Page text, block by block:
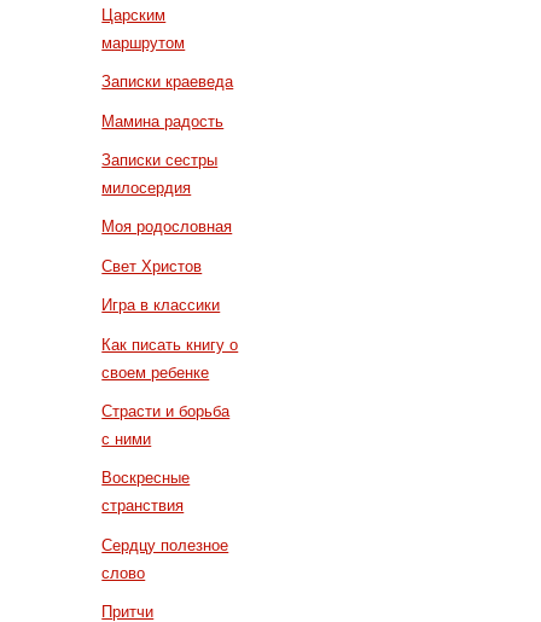
Царским
маршрутом
Записки краеведа
Мамина радость
Записки сестры
милосердия
Моя родословная
Свет Христов
Игра в классики
Как писать книгу о
своем ребенке
Страсти и борьба
с ними
Воскресные
странствия
Сердцу полезное
слово
Притчи